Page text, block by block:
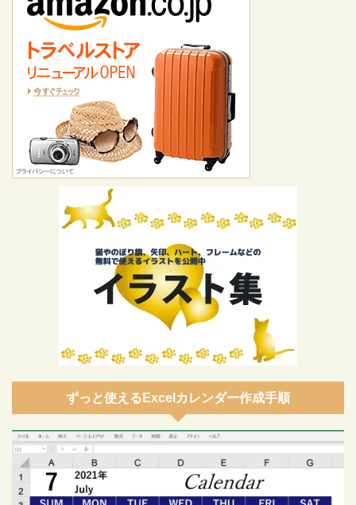
ずっと使えるExcelカレンダー作成手順